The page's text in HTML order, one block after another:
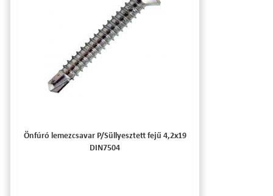
Önfúró lemezcsavar P/Süllyesztett fejű 4,2x19
DIN7504